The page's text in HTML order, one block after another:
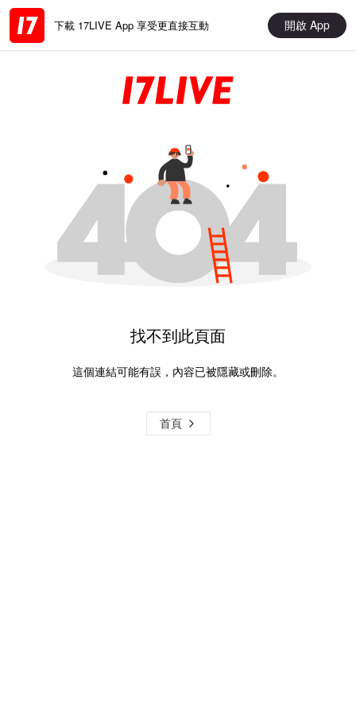
下載 17LIVE App 享受更直接互動 開啟 App
找不到此頁面
這個連結可能有誤，內容已被隱藏或刪除。
首頁